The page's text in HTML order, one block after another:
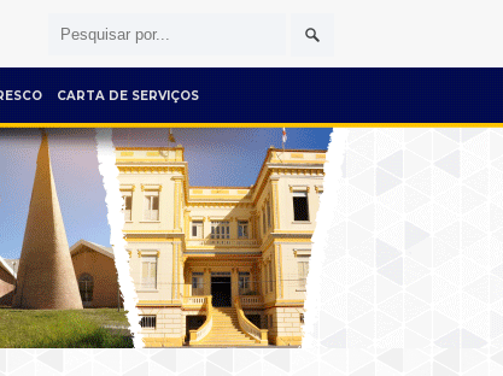
CARTA DE SERVIÇOS